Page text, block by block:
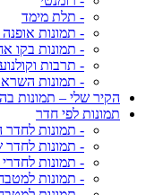
- תלת מימד
- תמונות אופנה
- תמונות בקו
- תרבות וקולנוע
- תמונות
הקיר שלי – תמונות
תמונות לפי חדר
- תמונות לחדר
- תמונות לחדר
- תמונות לחדרי
- תמונות